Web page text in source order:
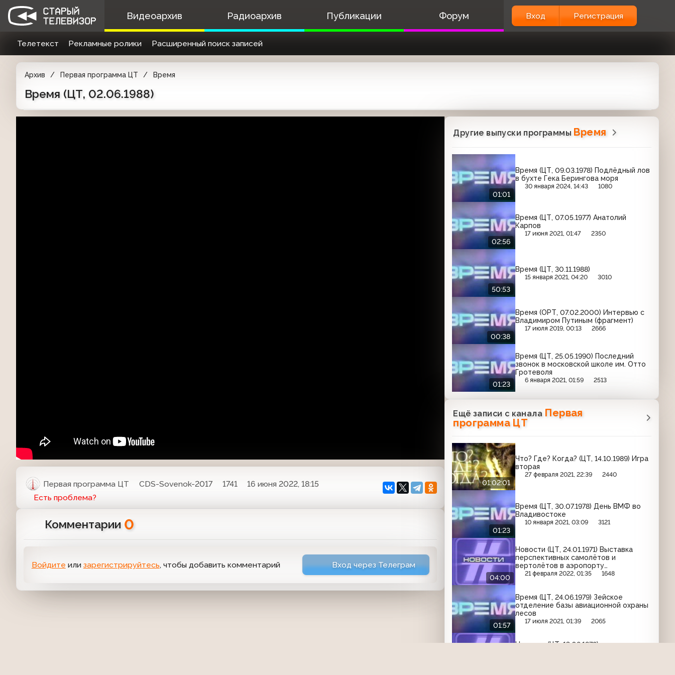
Видеоархив Радиоархив Публикации Форум Вход Регистрация
Телетекст Рекламные ролики Расширенный поиск записей
Архив Первая программа ЦТ Время
Время (ЦТ, 02.06.1988)
Первая программа ЦТ CDS-Sovenok-2017 1741
16 июня 2022, 18:15
Есть проблема?
Комментарии 0
Войдите или зарегистрируйтесь, чтобы добавить комментарий Вход через Телеграм
Другие выпуски программы Время
01:01
Время (ЦТ, 09.03.1978) Подлёдный лов
в бухте Гека Берингова моря
30 января 2024, 14:43 1080
02:56
Время (ЦТ, 07.05.1977) Анатолий
Карпов
17 июня 2021, 01:47 2350
50:53
Время (ЦТ, 30.11.1988)
15 января 2021, 04:20 3010
00:38
Время (ОРТ, 07.02.2000) Интервью с
Владимиром Путиным (фрагмент)
17 июля 2019, 00:13 2666
01:23
Время (ЦТ, 25.05.1990) Последний
звонок в московской школе им. Отто
Гротеволя
6 января 2021, 01:59 2513
Ещё записи с канала Первая
программа ЦТ
01:02:01
Что? Где? Когда? (ЦТ, 14.10.1989) Игра
вторая
27 февраля 2021, 22:39 2440
01:23
Время (ЦТ, 30.07.1978) День ВМФ во
Владивостоке
10 января 2021, 03:09 3121
04:00
Новости (ЦТ, 24.01.1971) Выставка
перспективных самолётов и
вертолётов в аэропорту
"Шереметьево"
21 февраля 2022, 01:35 1648
01:57
Время (ЦТ, 24.06.1979) Зейское
отделение базы авиационной охраны
лесов
17 июля 2021, 01:39 2065
Новости (ЦТ, 13.08.1978)